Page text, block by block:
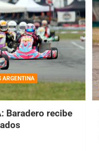
ARGENTINA
Baradero recibe